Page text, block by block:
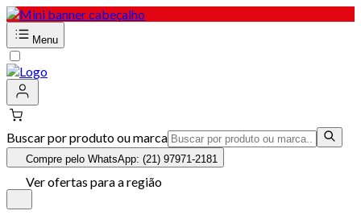
Menu
Buscar por produto ou marca
Compre pelo WhatsApp: (21) 97971-2181
Ver ofertas para a região